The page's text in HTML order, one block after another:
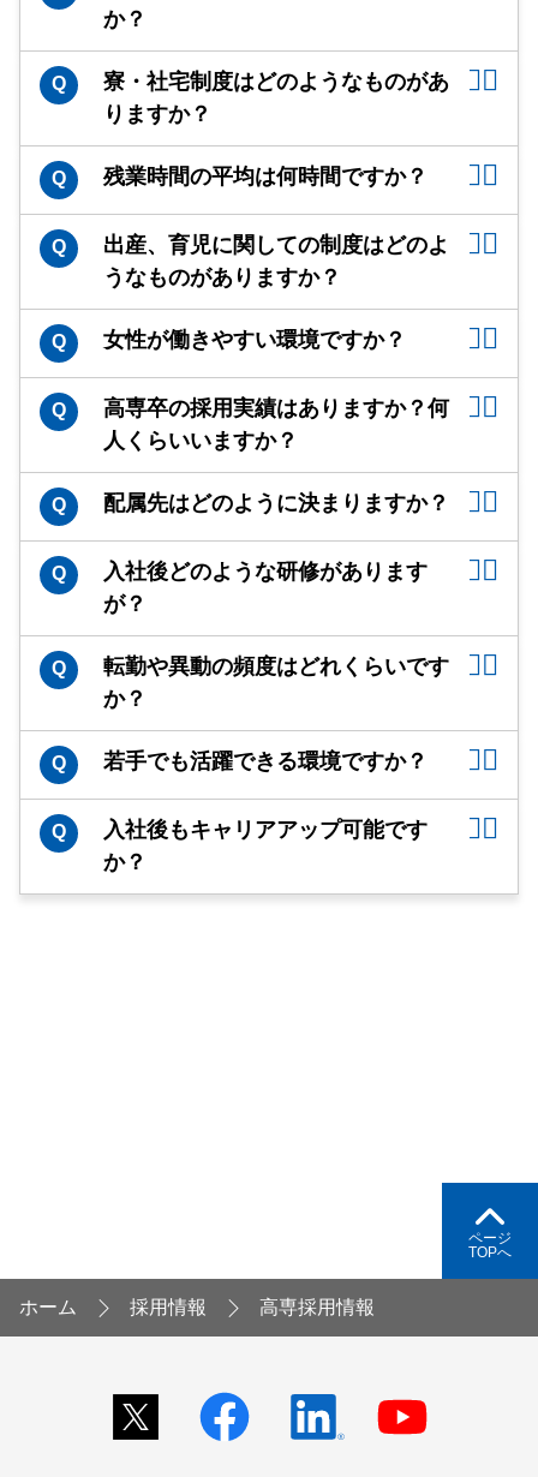
か？
Q
寮・社宅制度はどのようなものがあ
りますか？
Q 残業時間の平均は何時間ですか？
Q
出産、育児に関しての制度はどのよ
うなものがありますか？
Q 女性が働きやすい環境ですか？
Q
高専卒の採用実績はありますか？何
人くらいいますか？
Q 配属先はどのように決まりますか？
Q
入社後どのような研修があります
が？
Q
転勤や異動の頻度はどれくらいです
か？
Q 若手でも活躍できる環境ですか？
Q
入社後もキャリアアップ可能です
か？
ページ
TOPへ
ホーム 採用情報 高専採用情報